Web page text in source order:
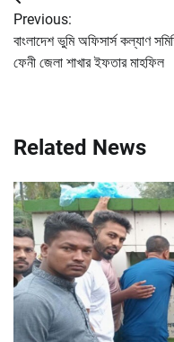
navigation
Previous:
বাংলাদেশ ভুমি অফিসার্স কল্যাণ
ফেনী জেলা শাখার ইফতার মাহফিল
Related News